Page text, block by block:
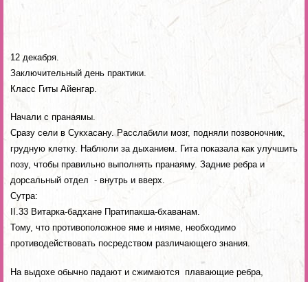
12 декабря.
Заключительный день практики.
Класс Гиты Айенгар.
Начали с пранаямы.
Сразу сели в Сукхасану. Расслабили мозг, подняли позвоночник,
грудную клетку. Наблюли за дыханием. Гита показала как улучшить
позу, чтобы правильно выполнять пранаяму. Задние ребра и
дорсальный отдел - внутрь и вверх.
Сутра:
II.33 Витарка-бадхане Пратипакша-бхаванам.
Тому, что противоположное яме и нияме, необходимо
противодействовать посредством различающего знания.
На выдохе обычно падают и сжимаются плавающие ребра,